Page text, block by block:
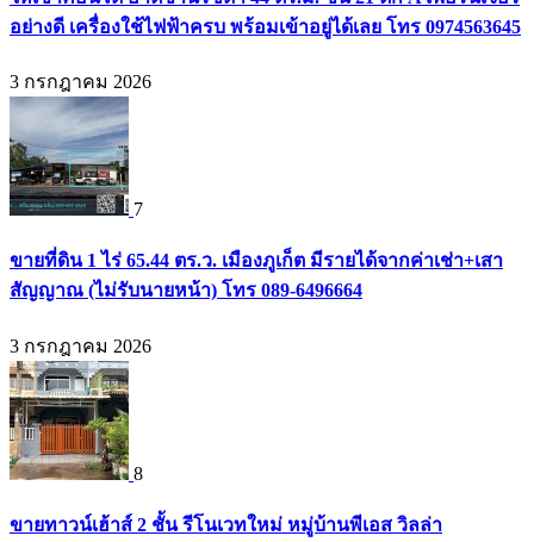
อย่างดี เครื่องใช้ไฟฟ้าครบ พร้อมเข้าอยู่ได้เลย โทร 0974563645
3 กรกฎาคม 2026
7
ขายที่ดิน 1 ไร่ 65.44 ตร.ว. เมืองภูเก็ต มีรายได้จากค่าเช่า+เสา
สัญญาณ (ไม่รับนายหน้า) โทร 089-6496664
3 กรกฎาคม 2026
8
ขายทาวน์เฮ้าส์ 2 ชั้น รีโนเวทใหม่ หมู่บ้านพีเอส วิลล่า